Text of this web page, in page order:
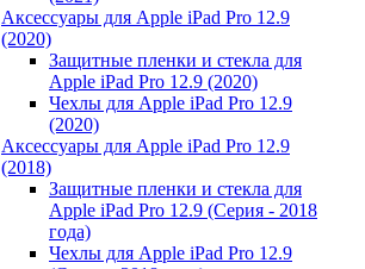
Аксессуары для Apple iPad Pro 12.9
(2020)
Защитные пленки и стекла для
Apple iPad Pro 12.9 (2020)
Чехлы для Apple iPad Pro 12.9
(2020)
Аксессуары для Apple iPad Pro 12.9
(2018)
Защитные пленки и стекла для
Apple iPad Pro 12.9 (Серия - 2018
года)
Чехлы для Apple iPad Pro 12.9